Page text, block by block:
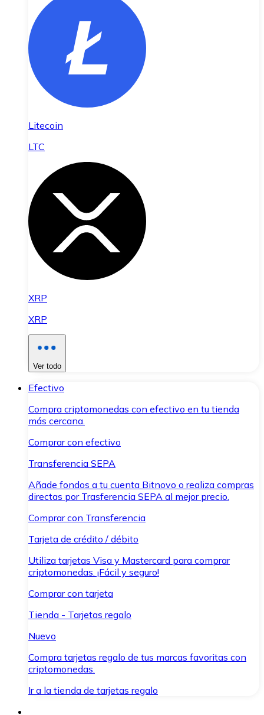
Litecoin
LTC
XRP
XRP
Ver todo
Efectivo
Compra criptomonedas con efectivo en tu tienda
más cercana.
Comprar con efectivo
Transferencia SEPA
Añade fondos a tu cuenta Bitnovo o realiza compras
directas por Trasferencia SEPA al mejor precio.
Comprar con Transferencia
Tarjeta de crédito / débito
Utiliza tarjetas Visa y Mastercard para comprar
criptomonedas. ¡Fácil y seguro!
Comprar con tarjeta
Tienda - Tarjetas regalo
Nuevo
Compra tarjetas regalo de tus marcas favoritas con
criptomonedas.
Ir a la tienda de tarjetas regalo